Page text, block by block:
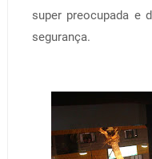
super preocupada e
segurança.